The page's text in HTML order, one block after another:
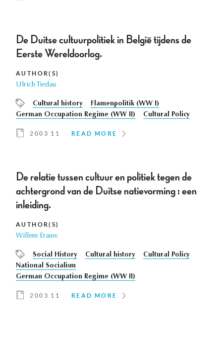
De Duitse cultuurpolitiek in België tijdens de
Eerste Wereldoorlog.
AUTHOR(S)
Ulrich Tiedau
Cultural history
Flamenpolitik (WW I)
German Occupation Regime (WW II)
Cultural Policy
2003 11 READ MORE
De relatie tussen cultuur en politiek tegen de
achtergrond van de Duitse natievorming : een
inleiding.
AUTHOR(S)
Willem Erauw
Social History Cultural history
Cultural Policy
National Socialism
German Occupation Regime (WW II)
2003 11 READ MORE